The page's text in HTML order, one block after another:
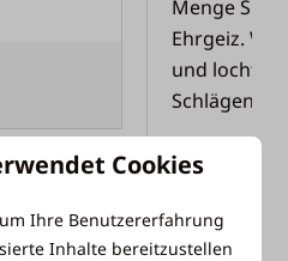
Menge
Ehrgeiz.
und locht
Schlägen
Cookies
Ihre Benutzererfahrung
Inhalte bereitzustellen